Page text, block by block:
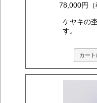
78,000円（
ケヤキの
す。
カー